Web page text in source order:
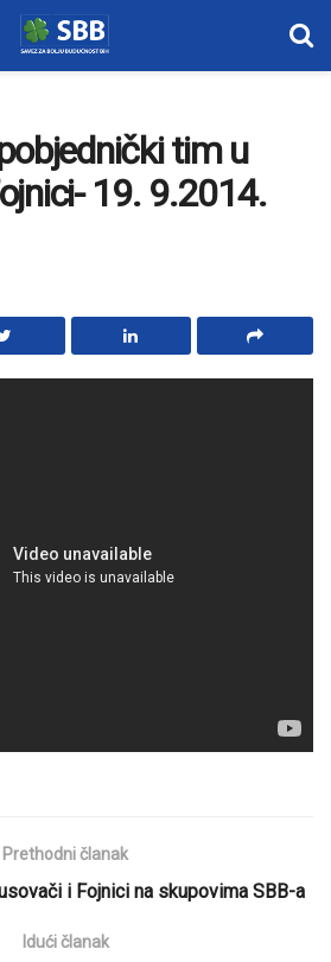
tim u
19. 9.2014.
Prethodni članak
i Fojnici na skupovima SBB-a
Idući članak